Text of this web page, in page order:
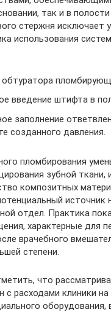
так и в полости
стержня исключает
использования
введение штифта в
заполнение
созданного давления.
пломбирования
зубной ткани,
композитных
источник
отдел. Практика
характерные для
врачебного
степени.
что
с расходами клиники на
оборудования,